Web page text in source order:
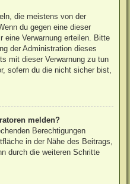
die meistens von der
du gegen eine dieser
eine Verwarnung erteilen. Bitte
der Administration dieses
mit dieser Verwarnung zu tun
sofern du die nicht sicher bist,
melden?
Berechtigungen
in der Nähe des Beitrags,
durch die weiteren Schritte